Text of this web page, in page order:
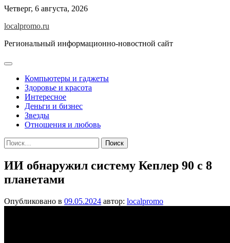
Перейти
содержимому
Четверг, 6 августа, 2026
localpromo.ru
Региональный информационно-новостной сайт
Компьютеры и гаджеты
Здоровье и красота
Интересное
Деньги и бизнес
Звезды
Отношения и любовь
Найти:
ИИ обнаружил систему Кеплер 90 с 8
планетами
Опубликовано в 09.05.2024 автор: localpromo